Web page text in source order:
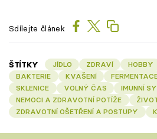
Sdílejte článek
ŠTÍTKY JÍDLO ZDRAVÍ HOBBY
BAKTERIE
KVAŠENÍ
SKLENICE
VOLNÝ ČAS
IMUNNÍ
NEMOCI A ZDRAVOTNÍ POTÍŽE
ZDRAVOTNÍ OŠETŘENÍ A POSTUPY